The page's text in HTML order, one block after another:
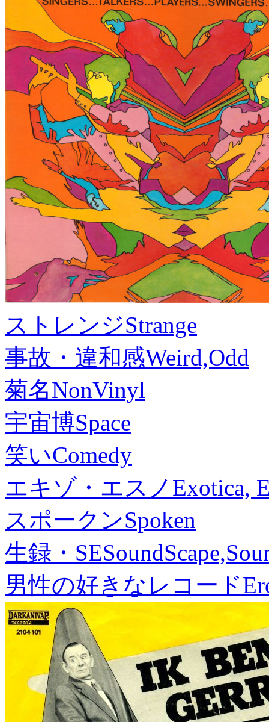
ストレンジStrange
事故・違和感Weird,Odd
菊名NonVinyl
宇宙博Space
笑いComedy
エキゾ・エスノ Exotica,
スポークンSpoken
生録・SE
男性の好きなレコード